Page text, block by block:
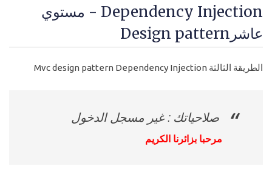
Dependency Injection - مستوي
عاشرDesign pattern
الطريقة الثالثة Mvc design pattern Dependency Injection
صلاحياتك : غير مسجل الدخول
مرحبا بزائرنا الكريم